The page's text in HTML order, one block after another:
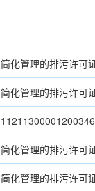
简化管理的排污许可
简化管理的排污许可
简化管理的排污许可
简化管理的排污许可